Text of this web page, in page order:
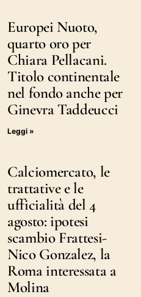
Europei Nuoto,
quarto oro per
Chiara Pellacani.
Titolo continentale
nel fondo anche per
Ginevra Taddeucci
Leggi »
Calciomercato, le
trattative e le
ufficialità del 4
agosto: ipotesi
scambio Frattesi-
Nico Gonzalez, la
Roma interessata a
Molina